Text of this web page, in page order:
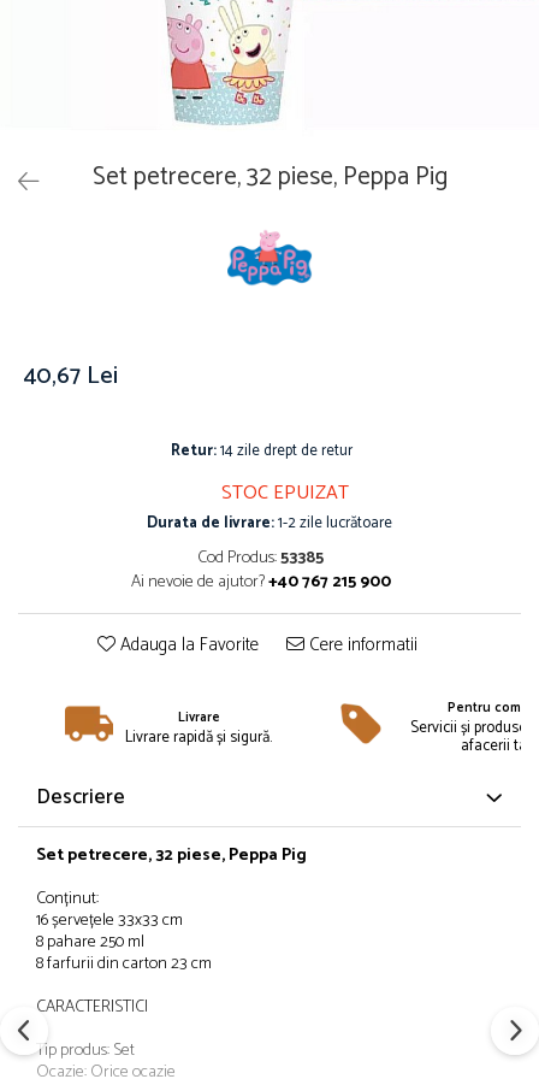
Organizare și depozitare
Ceasuri de mână
De vară
Jucării interactive
Scule și bancuri de lucru
Bluze și jachete copii
Compleuri copii
Costume de baie
Geci și veste
Halate de baie
Lenjerie intimă și șosete
Pijamale copii
Rochițe fetițe
Tricouri copii
Șepci
Încălțăminte
Pantofi și încălțăminte sport
Jachete și geci bărbați
Șosete AdultiSet petrecere, 32 piese, Peppa Pig
40,67 Lei
Retur:14 zile drept de retur
STOC EPUIZAT
Durata de livrare:1-2 zile lucrătoare
Cod Produs:53385
Ai nevoie de ajutor?+40 767 215 900
Adauga la Favorite Cere informatii
Livrare
Livrare rapidă și sigură.
Pentru
Servicii și produse
afacerii tale
Descriere
Set petrecere, 32 piese, Peppa Pig
Conținut:
16 șervețele 33x33 cm
8 pahare 250 ml
8 farfurii din carton 23 cm
CARACTERISTICI
Tip produs: Set
Ocazie: Orice ocazie